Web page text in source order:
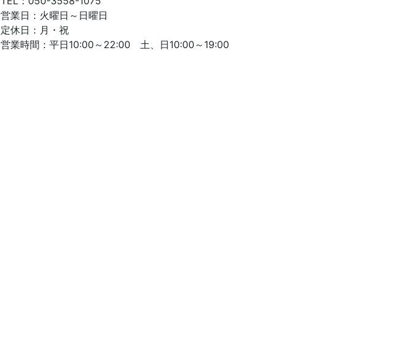
営業日：火曜日～日曜日
定休日：月・祝
営業時間：平日10:00～22:00 土、日10:00～19:00